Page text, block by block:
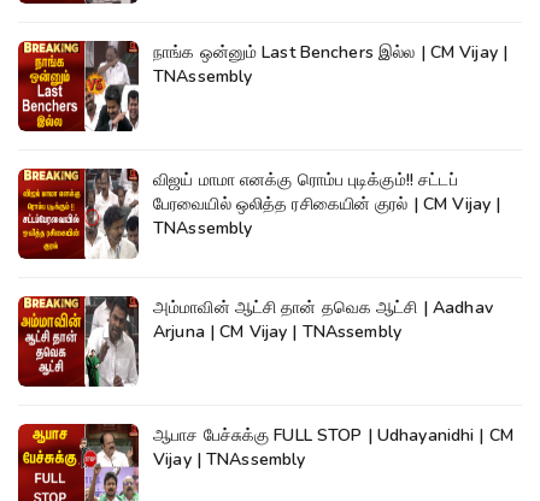
நாங்க ஒன்னும் Last Benchers இல்ல | CM Vijay |
TNAssembly
விஜய் மாமா எனக்கு ரொம்ப புடிக்கும்!! சட்டப்
பேரவையில் ஒலித்த ரசிகையின் குரல் | CM Vijay |
TNAssembly
அம்மாவின் ஆட்சி தான் தவெக ஆட்சி | Aadhav
Arjuna | CM Vijay | TNAssembly
ஆபாச பேச்சுக்கு FULL STOP | Udhayanidhi | CM
Vijay | TNAssembly